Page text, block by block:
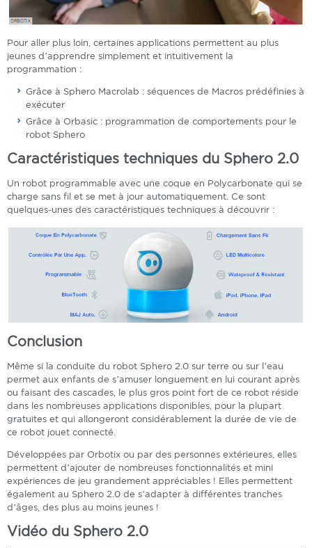
Pour aller plus loin, certaines applications permettent au plus
jeunes d’apprendre simplement et intuitivement la
programmation :
Grâce à Sphero Macrolab : séquences de Macros prédéfinies à
exécuter
Grâce à Orbasic : programmation de comportements pour le
robot Sphero
Caractéristiques techniques du Sphero 2.0
Un robot programmable avec une coque en Polycarbonate qui se
charge sans fil et se met à jour automatiquement. Ce sont
quelques-unes des caractéristiques techniques à découvrir :
Conclusion
Même si la conduite du robot Sphero 2.0 sur terre ou sur l’eau
permet aux enfants de s’amuser longuement en lui courant après
ou faisant des cascades, le plus gros point fort de ce robot réside
dans les nombreuses applications disponibles, pour la plupart
gratuites et qui allongeront considérablement la durée de vie de
ce robot jouet connecté.
Développées par Orbotix ou par des personnes extérieures, elles
permettent d’ajouter de nombreuses fonctionnalités et mini
expériences de jeu grandement appréciables ! Elles permettent
également au Sphero 2.0 de s’adapter à différentes tranches
d’âges, des plus au moins jeunes !
Vidéo du Sphero 2.0